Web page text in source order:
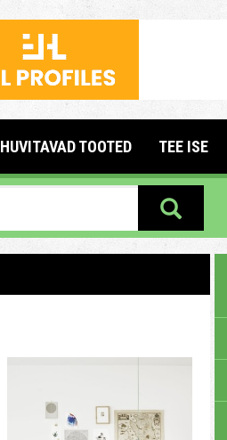
HUVITAVAD TOOTED TEE ISE